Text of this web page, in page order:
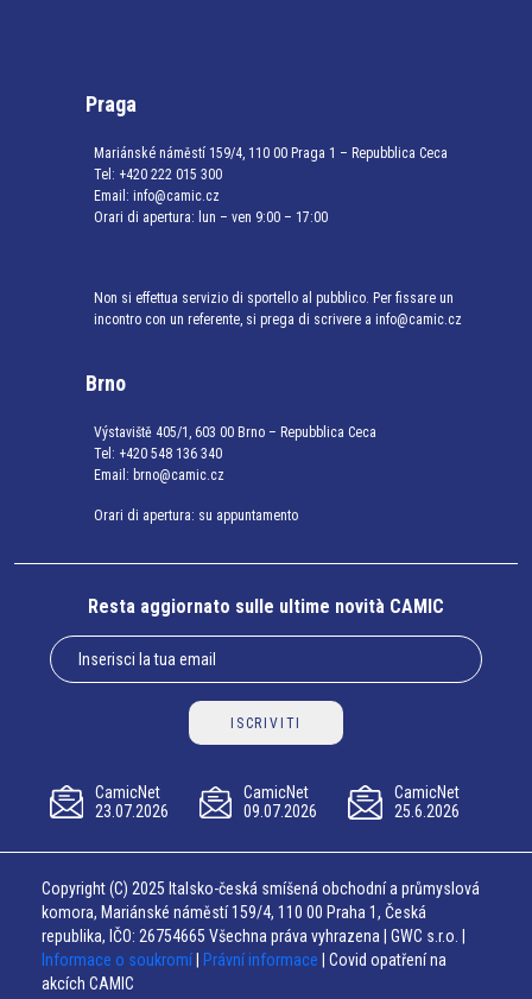
Praga
Mariánské náměstí 159/4, 110 00 Praga 1 – Repubblica Ceca
Tel: +420 222 015 300
Email: info@camic.cz
Orari di apertura: lun – ven 9:00 – 17:00
Non si effettua servizio di sportello al pubblico. Per fissare un
incontro con un referente, si prega di scrivere a info@camic.cz
Brno
Výstaviště 405/1, 603 00 Brno – Repubblica Ceca
Tel: +420 548 136 340
Email: brno@camic.cz
Orari di apertura: su appuntamento
Resta aggiornato sulle ultime novità CAMIC
ISCRIVITI
CamicNet
23.07.2026
CamicNet
09.07.2026
CamicNet
25.6.2026
Copyright (C) 2025 Italsko-česká smíšená obchodní a průmyslová
komora, Mariánské náměstí 159/4, 110 00 Praha 1, Česká
republika, IČO: 26754665 Všechna práva vyhrazena | GWC s.r.o. |
Informace o soukromí
Právní informace | Covid opatření na
akcích CAMIC